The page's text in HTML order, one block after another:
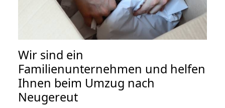
Wir sind ein
Familienunternehmen und helfen
Ihnen beim Umzug nach
Neugereut